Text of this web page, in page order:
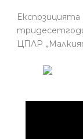
ЦПЛР